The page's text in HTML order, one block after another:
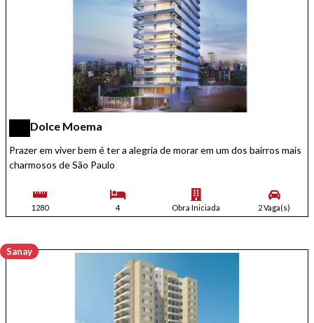
Dolce Moema
Prazer em viver bem é ter a alegria de morar em um dos bairros mais
charmosos de São Paulo
1280 4 Obra Iniciada 2 Vaga(s)
Sanay